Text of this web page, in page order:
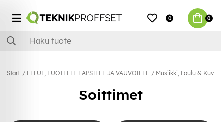
0 0
Start LELUT, TUOTTEET LAPSILLE JA VAUVOILLE Musiikki, Laulu & Kuva
Soittimet